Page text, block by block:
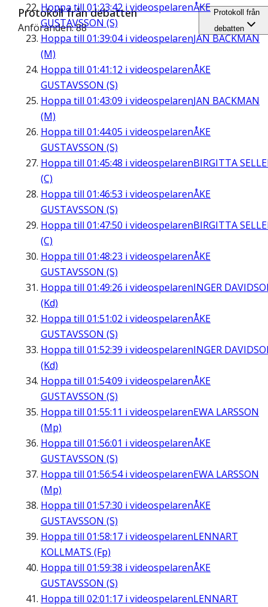
Hoppa till 01:23:42 i videospelarenÅKE
GUSTAVSSON (S)
Hoppa till 01:39:04i videospelarenJAN BACKMAN
(M)
Hoppa till 01:41:12 i videospelarenÅKE
GUSTAVSSON (S)
Hoppa till 01:43:09 i videospelarenJAN BACKMAN
(M)
Hoppa till 01:44:05 i videospelarenÅKE
GUSTAVSSON (S)
Hoppa till 01:45:48 i videospelarenBIRGITTA
(C)
Hoppa till 01:46:53 i videospelarenÅKE
GUSTAVSSON (S)
Hoppa till 01:47:50 i videospelarenBIRGITTA
(C)
Hoppa till 01:48:23 i videospelarenÅKE
GUSTAVSSON (S)
Hoppa till 01:49:26 i videospelarenINGER
(Kd)
Hoppa till 01:51:02 i videospelarenÅKE
GUSTAVSSON (S)
Hoppa till 01:52:39 i videospelarenINGER
(Kd)
Hoppa till 01:54:09 i videospelarenÅKE
GUSTAVSSON (S)
Hoppa till 01:55:11 i videospelarenEWA LARSSON
(Mp)
Hoppa till 01:56:01 i videospelarenÅKE
GUSTAVSSON (S)
Hoppa till 01:56:54i videospelarenEWA LARSSON
(Mp)
Hoppa till 01:57:30 i videospelarenÅKE
GUSTAVSSON (S)
Hoppa till 01:58:17 i videospelarenLENNART
KOLLMATS (Fp)
Hoppa till 01:59:38 i videospelarenÅKE
GUSTAVSSON (S)
Hoppa till 02:01:17 i videospelarenLENNART
Protokoll från debatten
Anföranden: 88
Protokoll från
debatten